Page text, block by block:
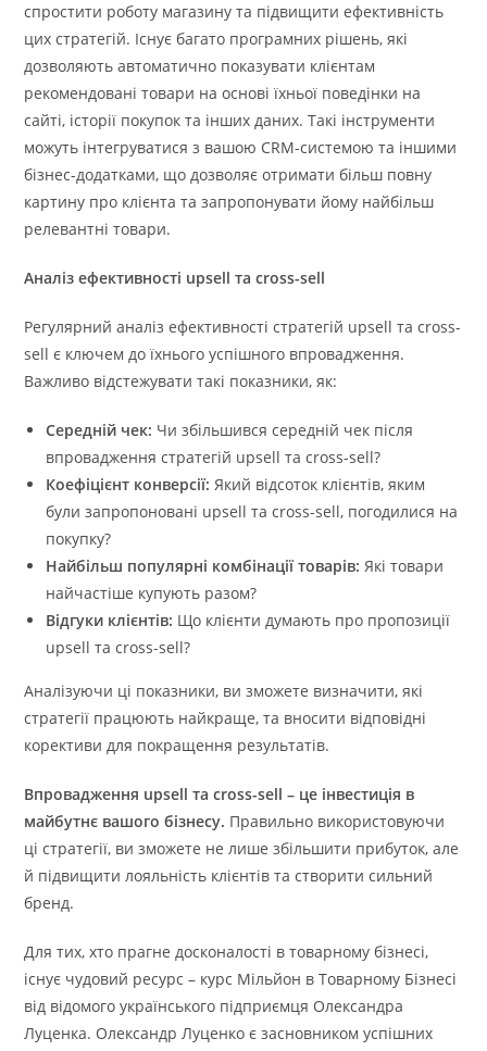
спростити роботу магазину та підвищити ефективність
цих стратегій. Існує багато програмних рішень, які
дозволяють автоматично показувати клієнтам
рекомендовані товари на основі їхньої поведінки на
сайті, історії покупок та інших даних. Такі інструменти
можуть інтегруватися з вашою CRM-системою та іншими
бізнес-додатками, що дозволяє отримати більш повну
картину про клієнта та запропонувати йому найбільш
релевантні товари.
Аналіз ефективності upsell та cross-sell
Регулярний аналіз ефективності стратегій upsell та cross-
sell є ключем до їхнього успішного впровадження.
Важливо відстежувати такі показники, як:
Середній чек: Чи збільшився середній чек після
впровадження стратегій upsell та cross-sell?
Коефіцієнт конверсії: Який відсоток клієнтів, яким
були запропоновані upsell та cross-sell, погодилися на
покупку?
Найбільш популярні комбінації товарів: Які товари
найчастіше купують разом?
Відгуки клієнтів: Що клієнти думають про пропозиції
upsell та cross-sell?
Аналізуючи ці показники, ви зможете визначити, які
стратегії працюють найкраще, та вносити відповідні
корективи для покращення результатів.
Впровадження upsell та cross-sell – це інвестиція в
майбутнє вашого бізнесу. Правильно використовуючи
ці стратегії, ви зможете не лише збільшити прибуток, але
й підвищити лояльність клієнтів та створити сильний
бренд.
Для тих, хто прагне досконалості в товарному бізнесі,
існує чудовий ресурс – курс Мільйон в Товарному Бізнесі
від відомого українського підприємця Олександра
Луценка. Олександр Луценко є засновником успішних